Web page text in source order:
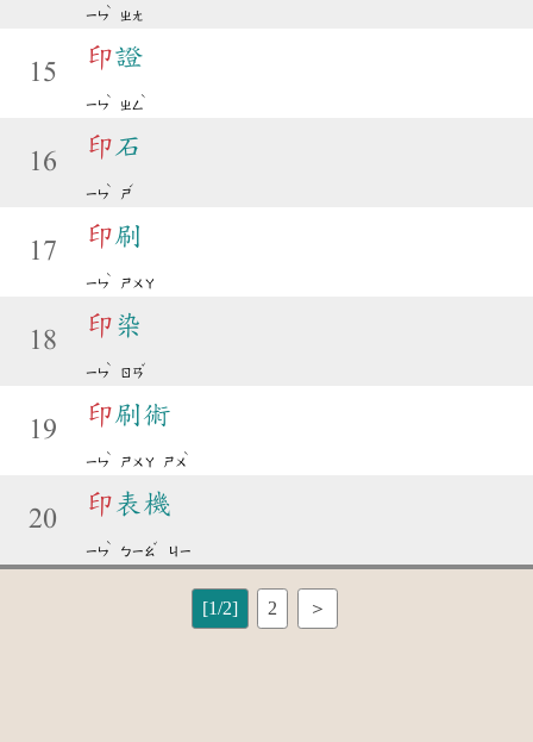
ㄧㄣ
ˋ
ㄓㄤ
15
印證
ㄧㄣ
ˋ
ㄓㄥ
ˋ
16
印石
ㄧㄣ
ˋ
ㄕ
ˊ
17
印刷
ㄧㄣ
ˋ
ㄕㄨㄚ
18
印 染
ㄧㄣ
ˋ
ㄖㄢ
ˇ
19
印刷術
ㄧㄣ
ˋ
ㄕㄨㄚ ㄕㄨ
ˋ
20
印表機
ㄧㄣ
ˋ
ㄅㄧㄠ
ˇ
ㄐㄧ
[1/2] 2 ＞